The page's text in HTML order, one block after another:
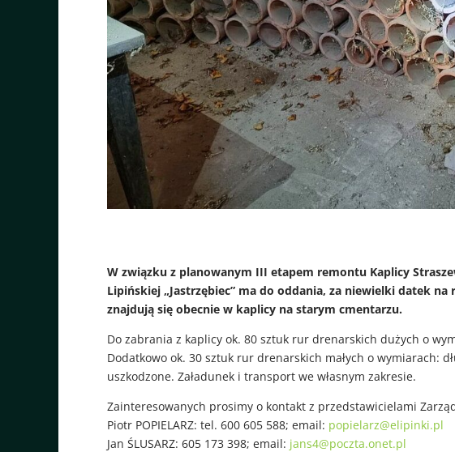
W związku z planowanym III etapem remontu Kaplicy
Lipińskiej „Jastrzębiec” ma do oddania, za niewielki datek
znajdują się obecnie w kaplicy na starym cmentarzu.
Do zabrania z kaplicy ok. 80 sztuk rur drenarskich dużych o
Dodatkowo ok. 30 sztuk rur drenarskich małych o wymiarach:
uszkodzone. Załadunek i transport we własnym zakresie.
Zainteresowanych prosimy o kontakt z przedstawicielami
Piotr POPIELARZ: tel. 600 605 588; email: popielarz@elipinki.pl
Jan ŚLUSARZ: 605 173 398; email: jans4@poczta.onet.pl